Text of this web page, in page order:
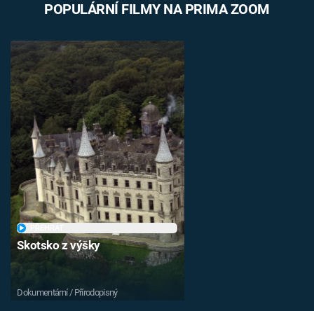
POPULÁRNÍ FILMY NA PRIMA ZOOM
Skotsko z výšky
Dokumentární / Přírodopisný